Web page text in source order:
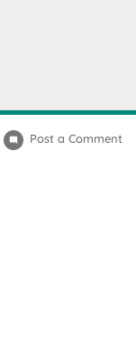
Post a Comment